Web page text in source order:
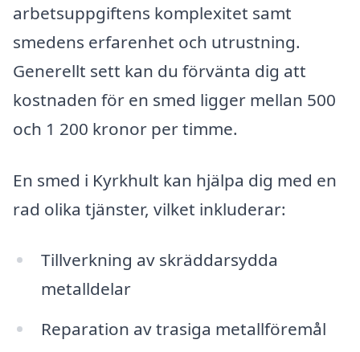
arbetsuppgiftens komplexitet samt
smedens erfarenhet och utrustning.
Generellt sett kan du förvänta dig att
kostnaden för en smed ligger mellan 500
och 1 200 kronor per timme.
En smed i Kyrkhult kan hjälpa dig med en
rad olika tjänster, vilket inkluderar:
Tillverkning av skräddarsydda
metalldelar
Reparation av trasiga metallföremål